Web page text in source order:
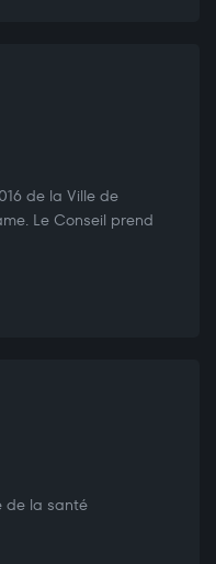
de la Ville de
Le Conseil prend
de la santé